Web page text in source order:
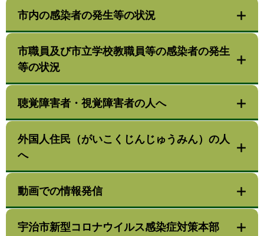
市内の感染者の発生等の状況
市職員及び市立学校教職員等の感染者の発生
等の状況
聴覚障害者・視覚障害者の人へ
外国人住民（がいこくじんじゅうみん）の人
へ
動画での情報発信
宇治市新型コロナウイルス感染症対策本部